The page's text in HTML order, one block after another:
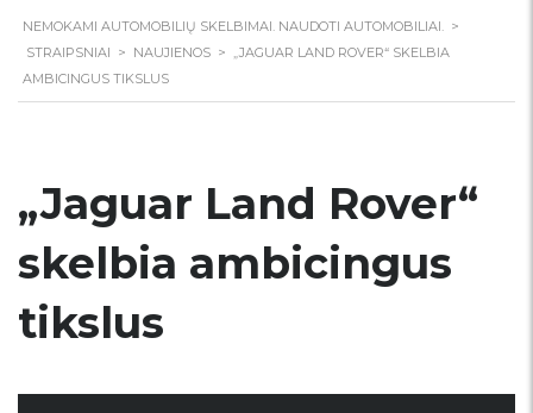
NEMOKAMI AUTOMOBILIŲ SKELBIMAI. NAUDOTI AUTOMOBILIAI. >
STRAIPSNIAI > NAUJIENOS > „JAGUAR LAND ROVER“ SKELBIA
AMBICINGUS TIKSLUS
„Jaguar Land Rover“
skelbia ambicingus
tikslus